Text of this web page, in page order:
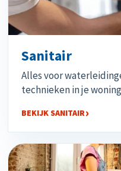
Sanitair
Alles voor
technieken in je
BEKIJK SANITAIR